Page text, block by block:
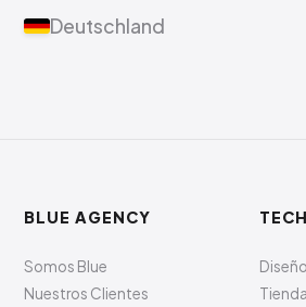
Deutschland
BLUE AGENCY
Somos Blue
Nuestros Clientes